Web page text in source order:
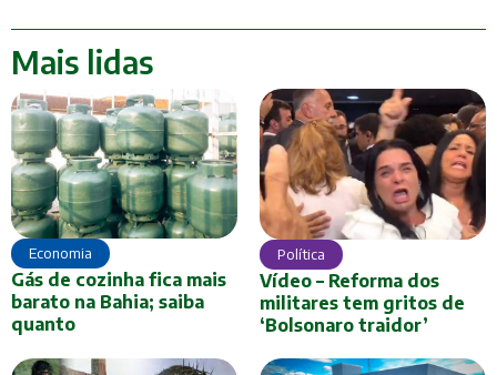
Mais lidas
Economia
Gás de cozinha fica mais
barato na Bahia; saiba
quanto
Política
Vídeo – Reforma dos
militares tem gritos de
‘Bolsonaro traidor’